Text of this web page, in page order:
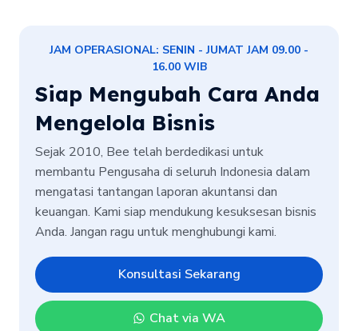
JAM OPERASIONAL: SENIN - JUMAT JAM 09.00 -
16.00 WIB
Siap Mengubah Cara Anda
Mengelola Bisnis
Sejak 2010, Bee telah berdedikasi untuk
membantu Pengusaha di seluruh Indonesia dalam
mengatasi tantangan laporan akuntansi dan
keuangan. Kami siap mendukung kesuksesan bisnis
Anda. Jangan ragu untuk menghubungi kami.
Konsultasi Sekarang
Chat via WA